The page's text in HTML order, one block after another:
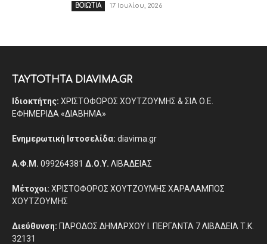
ΒΟΙΩΤΙΑ 17 Ιουλίου, 2026
ΤΑΥΤΟΤΗΤΑ DIAVIMA.GR
Ιδιοκτήτης: ΧΡΙΣΤΟΦΟΡΟΣ ΧΟΥΤΖΟΥΜΗΣ & ΣΙΑ Ο.Ε.
ΕΦΗΜΕΡΙΔΑ «ΔΙΑΒΗΜΑ»
Ενημερωτική Ιστοσελίδα: diavima.gr
Α.Φ.Μ. 099264381 Δ.Ο.Υ. ΛΙΒΑΔΕΙΑΣ
Μέτοχοι: ΧΡΙΣΤΟΦΟΡΟΣ ΧΟΥΤΖΟΥΜΗΣ ΧΑΡΑΛΑΜΠΟΣ
ΧΟΥΤΖΟΥΜΗΣ
Διεύθυνση: ΠΑΡΟΔΟΣ ΔΗΜΑΡΧΟΥ Ι. ΠΕΡΓΑΝΤΑ 7 ΛΙΒΑΔΕΙΑ Τ.Κ.
32131